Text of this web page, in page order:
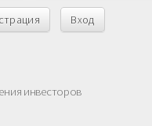
Вход
инвесторов